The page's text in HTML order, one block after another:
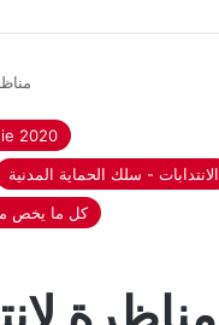
مناظرة لإنتداب 370
2020
الانتدابات - سلك الحماية المدنية
كل ما يخص